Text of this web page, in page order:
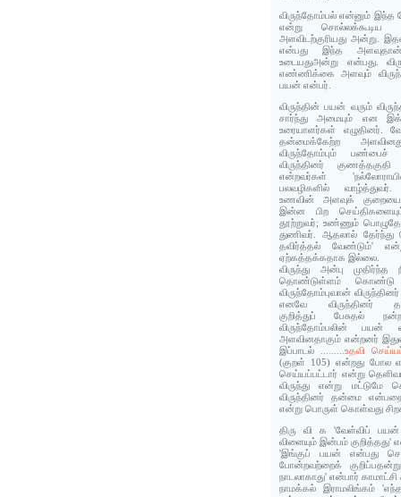
விருந்தோம்பல் என்னும் இந்த
என்று
அளவிடற்குரியது அன்று.
என்பது இந்த
உடையதுஅன்று என்பது.
எண்ணிக்கை அளவும்
பயன் என்பர்.
விருந்தின் பயன் வரும்
சார்ந்து அமையும் என
உரையாளர்கள் எழுதினர்.
தன்மைக்கேற்ற
விருந்தோம்பும் பண்பைச்
விருந்தினர்
என்றவர்கள்
பலவழிகளில் வாழ்த்துவர்.
உணவின் அளவுக்
இன்ன பிற
தூற்றுவர்; உண்ணும்
துணிவர். ஆதலால் தேர்ந்து
தவிர்த்தல் வேண்டும்'
ஏற்கத்தக்கதாக இல்லை.
விருந்து அன்பு முதிர்ந்த
தொண்டுள்ளம் கொண்டு
விருந்தோம்புவான்
எனவே விருந்தினர்
குறித்துப் பேசுதல்
விருந்தோம்பலின் பயன்
அளவினதாகும் என்றனர்
இப்பாடல்
.........உதவி
(குறள் 105) என்றது போல
செய்யப்பட்டார் என்று
விருந்து என்று மட்டுமே
விருந்தினர் தன்மை
என்று பொருள் கொள்வது
திரு வி க 'வேள்விப் பயன்
விளையும் இன்பம் குறித்தது'
'இங்குப் பயன் என்பது
போன்றவற்றைக்
நாடலாகாது' என்பார்
நாமக்கல் இராமலிங்கம்